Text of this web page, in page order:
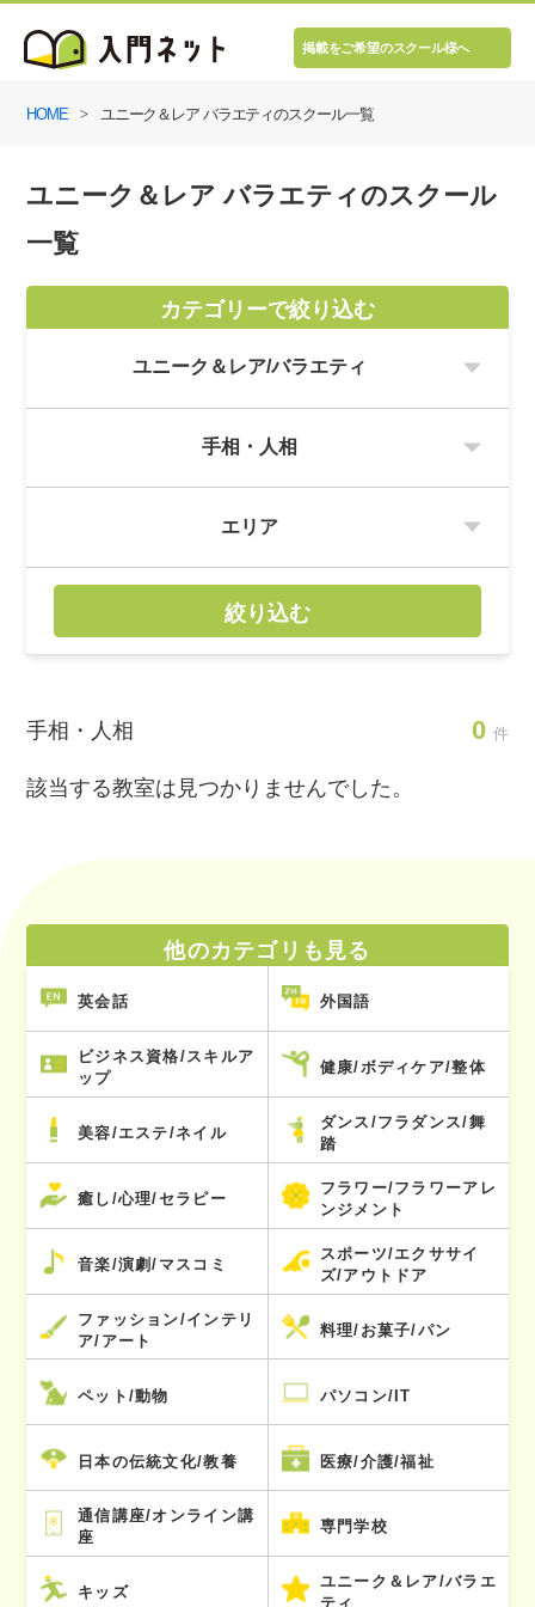
掲載をご希望のスクール様へ
HOME ユニーク＆レア バラエティのスクール一覧
ユニーク＆レア バラエティのスクール
一覧
カテゴリーで絞り込む
絞り込む
手相・人相 0 件
該当する教室は見つかりませんでした。
他のカテゴリも見る
英会話 外国語
ビジネス資格/スキルア
ップ
健康/ボディケア/整体
美容/エステ/ネイル
ダンス/フラダンス/舞
踏
癒し/心理/セラピー
フラワー/フラワーアレ
ンジメント
音楽/演劇/マスコミ
スポーツ/エクササイ
ズ/アウトドア
ファッション/インテリ
ア/アート
料理/お菓子/パン
ペット/動物 パソコン/IT
日本の伝統文化/教養 医療/介護/福祉
通信講座/オンライン講
座
専門学校
キッズ
ユニーク＆レア/バラエ
ティ